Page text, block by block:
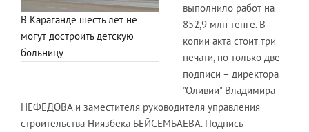
В Караганде шесть лет не
могут достроить детскую
больницу
выполнило работ на
852,9 млн тенге. В
копии акта стоит три
печати, но только две
подписи – директора
"Оливии" Владимира
НЕФЁДОВА и заместителя руководителя управления
строительства Ниязбека БЕЙСЕМБАЕВА. Подпись